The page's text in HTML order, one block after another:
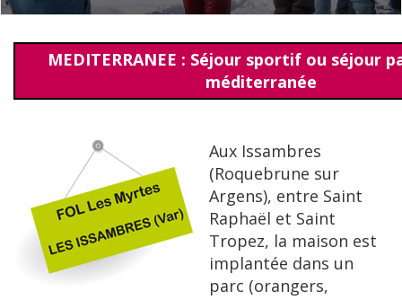
MEDITERRANEE : Séjour sportif ou séjour
méditerranée
Aux Issambres
(Roquebrune sur
Argens), entre Saint
Raphaël et Saint
Tropez, la maison est
implantée dans un
parc (orangers,